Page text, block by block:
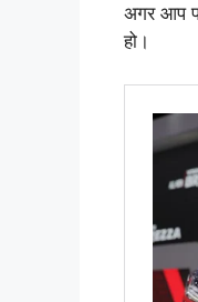
अगर आप
हो।